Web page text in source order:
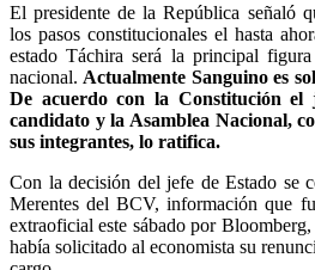
El presidente de la República señaló
los pasos constitucionales el hasta
estado Táchira será la principal
nacional. Actualmente Sanguino es
De acuerdo con la Constitución el
candidato y la Asamblea Nacional,
sus integrantes, lo ratifica.
Con la decisión del jefe de Estado se
Merentes del BCV, información que
extraoficial este sábado por
había solicitado al economista su